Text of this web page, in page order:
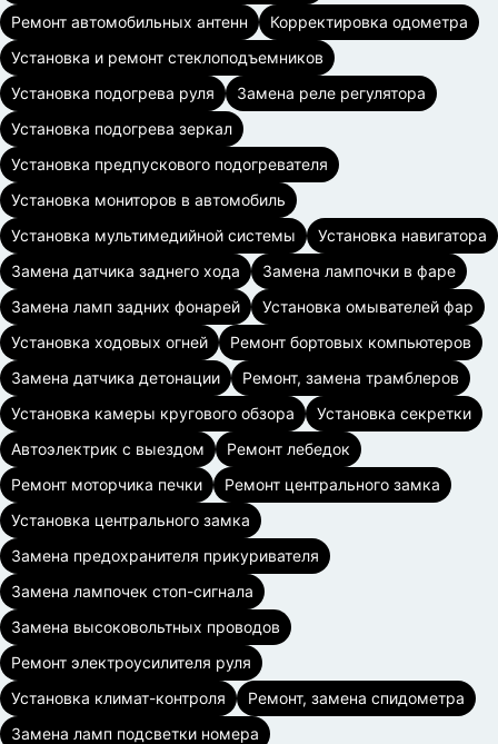
Ремонт автомобильных антенн
Корректировка одометра
Установка и ремонт стеклоподъемников
Установка подогрева руля
Замена реле регулятора
Установка подогрева зеркал
Установка предпускового подогревателя
Установка мониторов в автомобиль
Установка мультимедийной системы
Установка навигатора
Замена датчика заднего хода
Замена лампочки в фаре
Замена ламп задних фонарей
Установка омывателей фар
Установка ходовых огней
Ремонт бортовых компьютеров
Замена датчика детонации
Ремонт, замена трамблеров
Установка камеры кругового обзора
Установка секретки
Автоэлектрик с выездом
Ремонт лебедок
Ремонт моторчика печки
Ремонт центрального замка
Установка центрального замка
Замена предохранителя прикуривателя
Замена лампочек стоп-сигнала
Замена высоковольтных проводов
Ремонт электроусилителя руля
Установка климат-контроля
Ремонт, замена спидометра
Замена ламп подсветки номера